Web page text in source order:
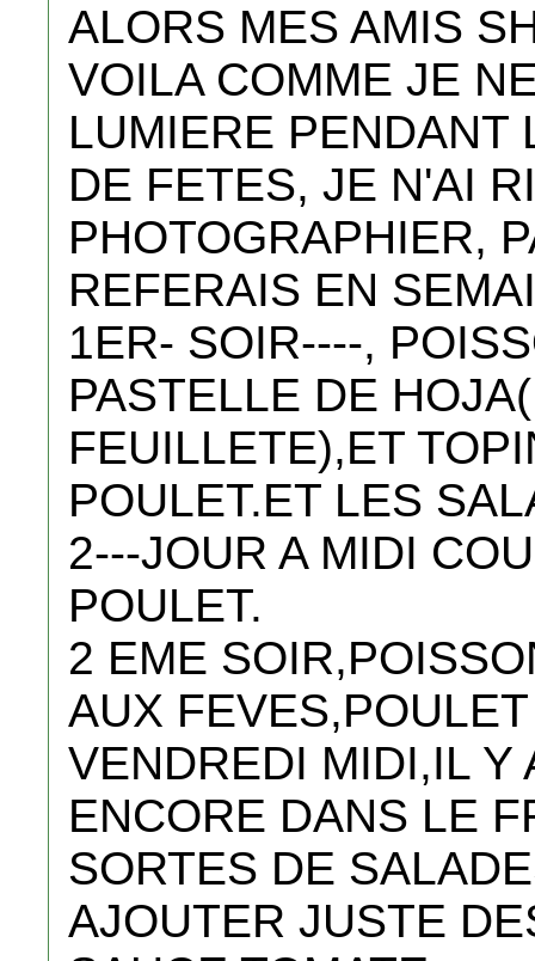
ALORS MES AMIS
VOILA COMME JE
LUMIERE PENDANT
DE FETES, JE N'AI
PHOTOGRAPHIER,
REFERAIS EN
1ER- SOIR----,
PASTELLE DE
FEUILLETE),ET
POULET.ET LES
2---JOUR A MIDI
POULET.
2 EME
AUX
VENDREDI MIDI,IL Y
ENCORE DANS LE
SORTES DE
AJOUTER JUSTE